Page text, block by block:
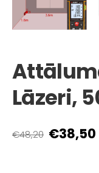
Lāzeri,
€48,20 €38,50